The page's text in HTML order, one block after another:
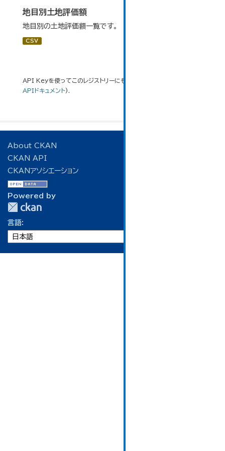
地目別土地評価額
地目別の土地評価額一覧です。
CSV
API Keyを使ってこのレジストリーにもアクセス可能です
APIドキュメント).
About CKAN
CKAN API
CKANアソシエーション
Powered by
言語